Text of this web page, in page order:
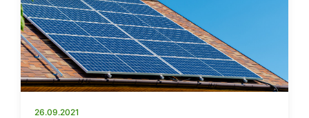
26.09.2021